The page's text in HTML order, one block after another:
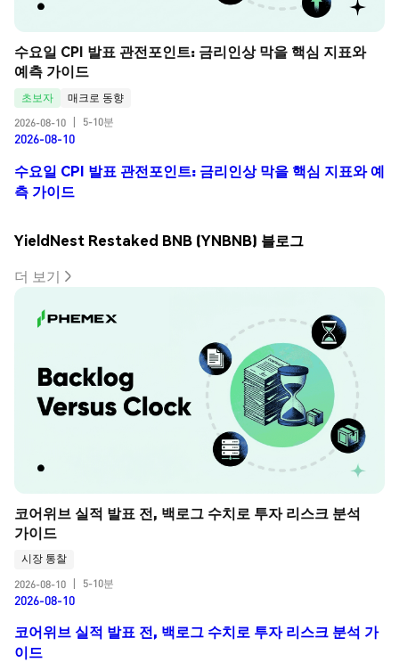
수요일 CPI 발표 관전포인트: 금리인상 막을 핵심 지표와
예측 가이드
초보자
매크로 동향
2026-08-10
5-10분
2026-08-10
수요일 CPI 발표 관전포인트: 금리인상 막을 핵심 지표와 예
측 가이드
YieldNest Restaked BNB (YNBNB) 블로그
더 보기
코어위브 실적 발표 전, 백로그 수치로 투자 리스크 분석
가이드
시장 통찰
2026-08-10
5-10분
2026-08-10
코어위브 실적 발표 전, 백로그 수치로 투자 리스크 분석 가
이드